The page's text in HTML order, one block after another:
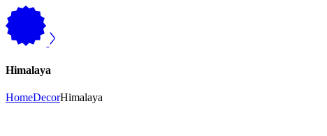
Himalaya
HomeDecorHimalaya